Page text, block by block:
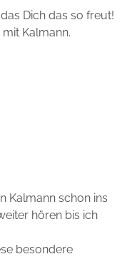
Dich das so freut!
Kalmann.
Kalmann schon ins
hören bis ich
besondere